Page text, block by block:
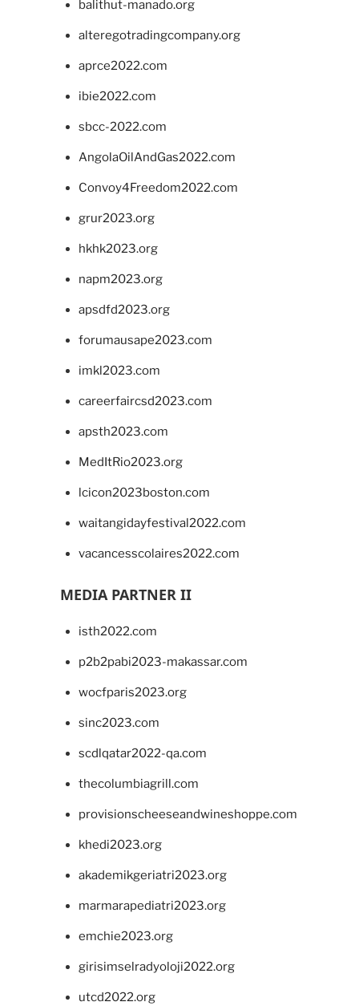
balithut-manado.org
alteregotradingcompany.org
aprce2022.com
ibie2022.com
sbcc-2022.com
AngolaOilAndGas2022.com
Convoy4Freedom2022.com
grur2023.org
hkhk2023.org
napm2023.org
apsdfd2023.org
forumausape2023.com
imkl2023.com
careerfaircsd2023.com
apsth2023.com
MedItRio2023.org
lcicon2023boston.com
waitangidayfestival2022.com
vacancesscolaires2022.com
MEDIA PARTNER II
isth2022.com
p2b2pabi2023-makassar.com
wocfparis2023.org
sinc2023.com
scdlqatar2022-qa.com
thecolumbiagrill.com
provisionscheeseandwineshoppe.com
khedi2023.org
akademikgeriatri2023.org
marmarapediatri2023.org
emchie2023.org
girisimselradyoloji2022.org
utcd2022.org